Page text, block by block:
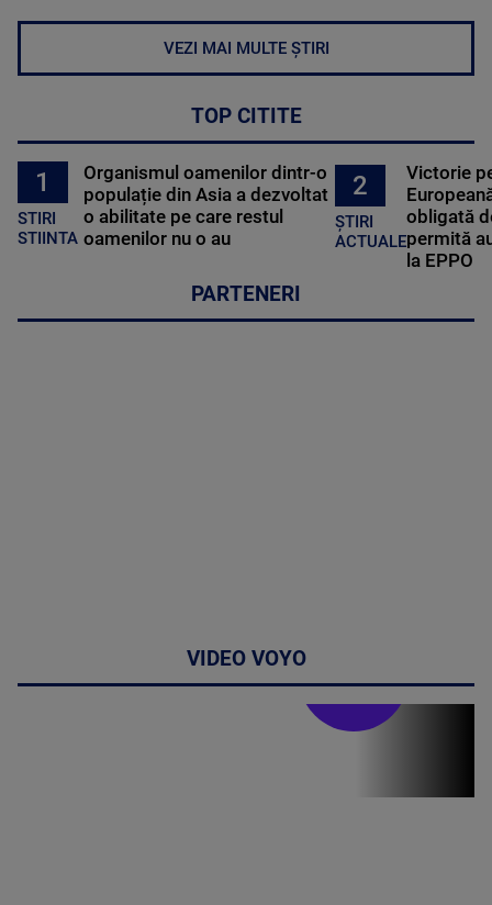
VEZI MAI MULTE ȘTIRI
TOP CITITE
1
STIRI
STIINTA
Organismul oamenilor dintr-o
populație din Asia a dezvoltat
o abilitate pe care restul
oamenilor nu o au
2
ȘTIRI
ACTUALE
Victorie
obligată
permită
la EPPO
PARTENERI
VIDEO VOYO